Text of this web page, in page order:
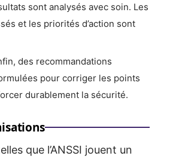
sont analysés avec soin. Les
et les priorités d’action sont
des recommandations
pour corriger les points
durablement la sécurité.
que l’ANSSI jouent un